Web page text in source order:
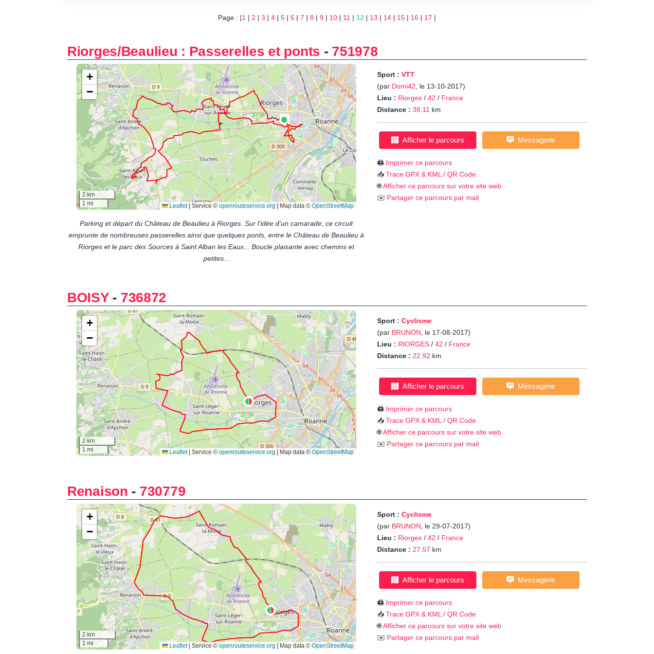
Page : |1 | 2 | 3 | 4 | 5 | 6 | 7 | 8 | 9 | 10 | 11 | 12 | 13 | 14 | 15 | 16 | 17 |
Riorges/Beaulieu : Passerelles et ponts - 751978
Parking et départ du Château de Beaulieu à Riorges. Sur l'idée d'un camarade, ce circuit
emprunte de nombreuses passerelles ainsi que quelques ponts, entre le Château de Beaulieu à
Riorges et le parc des Sources à Saint Alban les Eaux... Boucle plaisante avec chemins et
petites...
Sport : VTT
(par Domi42, le 13-10-2017)
Lieu : Riorges / 42 / France
Distance : 38.11 km
Afficher le parcours Messagerie
🖨️ Imprimer ce parcours
📥 Trace GPX & KML / QR Code
🌐Afficher ce parcours sur votre site web
✉️ Partager ce parcours par mail
BOISY- 736872
Sport : Cyclisme
(par BRUNON, le 17-08-2017)
Lieu : RIORGES / 42 / France
Distance : 22.92 km
Afficher le parcours Messagerie
🖨️ Imprimer ce parcours
📥 Trace GPX & KML / QR Code
🌐Afficher ce parcours sur votre site web
✉️ Partager ce parcours par mail
Renaison - 730779
Sport : Cyclisme
(par BRUNON, le 29-07-2017)
Lieu : Riorges / 42 / France
Distance : 27.57 km
Afficher le parcours Messagerie
🖨️ Imprimer ce parcours
📥 Trace GPX & KML / QR Code
🌐Afficher ce parcours sur votre site web
✉️ Partager ce parcours par mail